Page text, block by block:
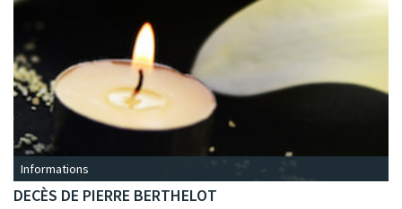
Informations
DECÈS DE PIERRE BERTHELOT